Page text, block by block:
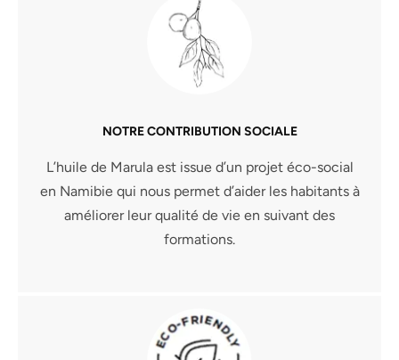
NOTRE CONTRIBUTION SOCIALE
L’huile de Marula est issue d’un projet éco-social
en Namibie qui nous permet d’aider les habitants à
améliorer leur qualité de vie en suivant des
formations.